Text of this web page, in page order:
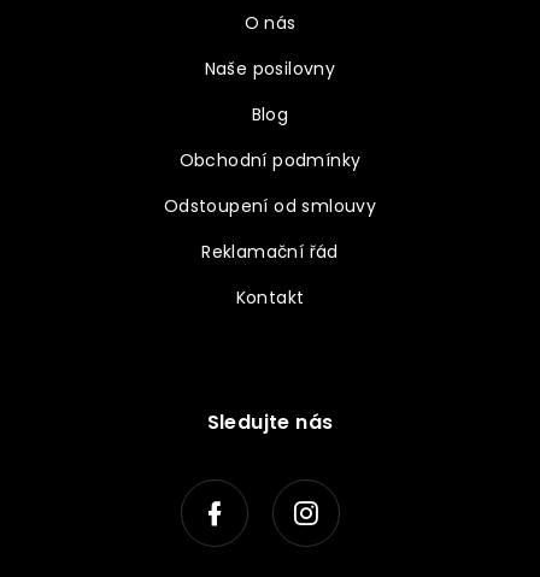
O nás
Naše posilovny
Blog
Obchodní podmínky
Odstoupení od smlouvy
Reklamační řád
Kontakt
Sledujte nás